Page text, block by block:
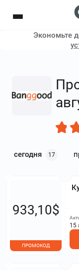
Экономьте
сегодня 17
933,10$
ПРОМОКОД
15